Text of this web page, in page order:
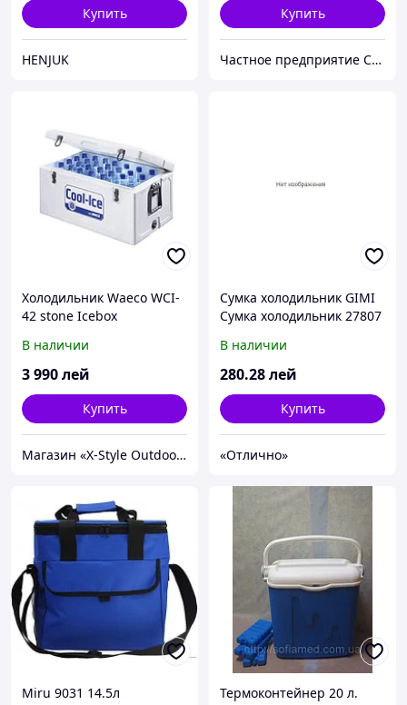
Купить
HENJUK
Купить
Частное предприятие София Мед
Холодильник Waeco WCI-
42 stone Icebox
В наличии
3 990лей
Купить
Магазин «X-Style Outdoor Center»
Сумка холодильник GIMI
Сумка холодильник 27807
В наличии
280.28лей
Купить
«Отлично»
Miru 9031 14.5л Термоконтейнер 20 л.